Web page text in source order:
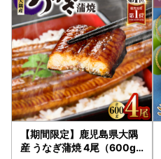
【期間限定】鹿児島県大隅
産 うなぎ蒲焼 4尾（600g